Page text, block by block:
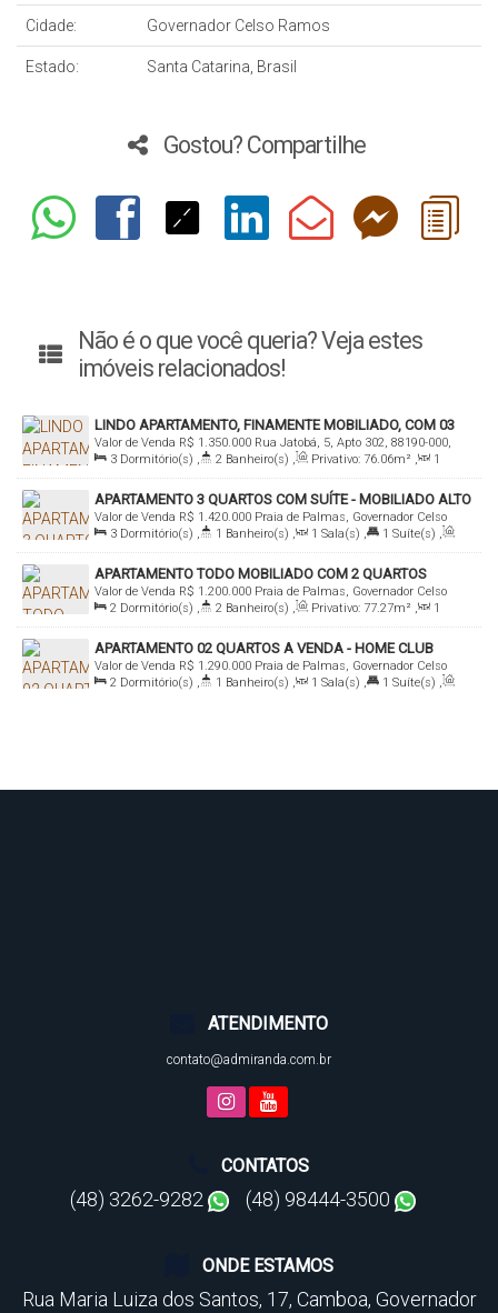
Cidade: Governador Celso Ramos
Estado: Santa Catarina, Brasil
Gostou? Compartilhe
Não é o que você queria? Veja estes
imóveis relacionados!
LINDO APARTAMENTO, FINAMENTE MOBILIADO, COM 03
QUARTOS A VENDA NA PRAIA DE PALMAS
R$ 1.350.000
Valor de Venda
Rua Jatobá, 5, Apto 302, 88190-000,
Praia de Palmas, Governador Celso Ramos, Santa Catarina, Brasil
3 Dormitório(s) , 2 Banheiro(s) , Privativo: 76.06m² ,
1
Sala(s) , 1 Suíte(s) , Total: 86.06m² , 1 Vaga(s) ,
600m
Distância do Mar , Útil: 76.06m²
APARTAMENTO 3 QUARTOS COM SUÍTE - MOBILIADO ALTO
PADRÃO - PRAIA DE PALMAS
R$ 1.420.000
Valor de Venda
Praia de Palmas, Governador Celso
Ramos, Santa Catarina, Brasil
3 Dormitório(s) , 1 Banheiro(s) , 1 Sala(s) , 1 Suíte(s) ,
Total: 80.37m² , 1 Vaga(s) , Útil: 80.37m²
APARTAMENTO TODO MOBILIADO COM 2 QUARTOS
PRÓXIMO A PRAIA DE PALMAS A VENDA
R$ 1.200.000
Valor de Venda
Praia de Palmas, Governador Celso
Ramos, Santa Catarina, Brasil
2 Dormitório(s) , 2 Banheiro(s) , Privativo: 77.27m² ,
1
Sala(s) , 1 Suíte(s) , Total: 138.45m² , 2 Vaga(s) ,
200m
Distância do Mar , Útil: 77.27m²
APARTAMENTO 02 QUARTOS A VENDA - HOME CLUB
COMPLETO
R$ 1.290.000
Valor de Venda
Praia de Palmas, Governador Celso
Ramos, Santa Catarina, Brasil
2 Dormitório(s) , 1 Banheiro(s) , 1 Sala(s) , 1 Suíte(s) ,
ATENDIMENTO
contato@admiranda.com.br
CONTATOS
(48) 3262-9282 (48) 98444-3500
ONDE ESTAMOS
Rua Maria Luiza dos Santos, 17, Camboa, Governador